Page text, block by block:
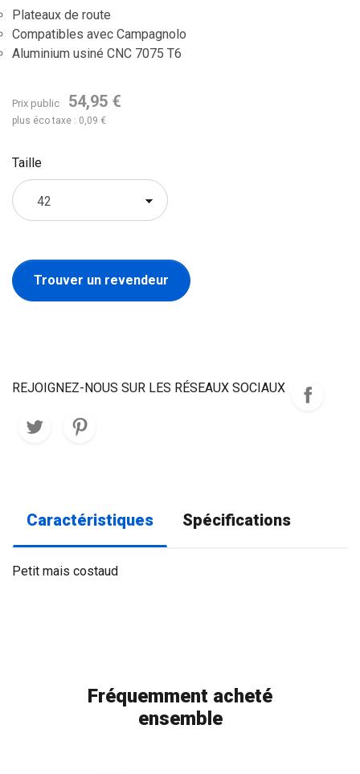
Plateaux de route
Compatibles avec Campagnolo
Aluminium usiné CNC 7075 T6
Prix public 54,95 €
plus éco taxe : 0,09 €
Taille
Trouver un revendeur
REJOIGNEZ-NOUS SUR LES RÉSEAUX SOCIAUX
Caractéristiques Spécifications
Petit mais costaud
Fréquemment acheté
ensemble